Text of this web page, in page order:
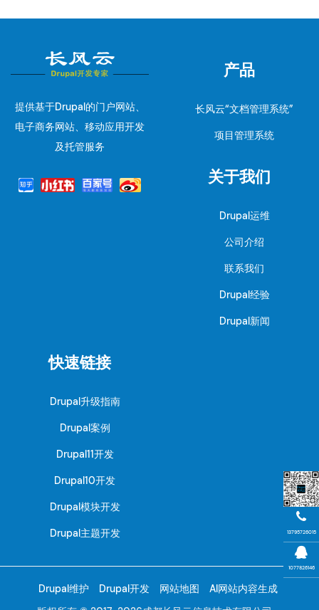
提供基于Drupal的门户网站、
电子商务网站、移动应用开发
及托管服务
13795726015
1077826146
产品
长风云“文档管理系统”
项目管理系统
关于我们
Drupal运维
公司介绍
联系我们
Drupal经验
Drupal新闻
快速链接
Drupal升级指南
Drupal案例
Drupal11开发
Drupal10开发
Drupal模块开发
Drupal主题开发
Drupal维护 Drupal开发 网站地图
AI网站内容生成